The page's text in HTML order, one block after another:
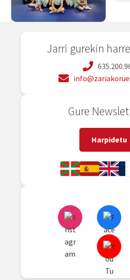
Jarri gurekin
Gure
Harpidetu